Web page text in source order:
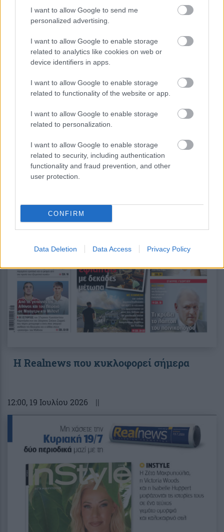
I want to allow Google to send me
personalized advertising.
I want to allow Google to enable storage
related to analytics like cookies on web or
device identifiers in apps.
I want to allow Google to enable storage
related to functionality of the website or app.
I want to allow Google to enable storage
related to personalization.
I want to allow Google to enable storage
related to security, including authentication
functionality and fraud prevention, and other
user protection.
CONFIRM
Data Deletion Data Access Privacy Policy
, 1 Αυγούστου 2026 ||
Η Realnews που κυκλοφορεί σήμερα
12:00, 19 Ιουλίου 2026 ||